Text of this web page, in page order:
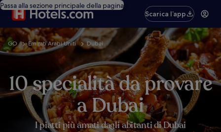
Passa alla sezione principale della pagina
Scarica l’app
GO Emirati Arabi Uniti Dubai
10 specialità da provare
a Dubai
I piatti più amati dagli abitanti di Dubai